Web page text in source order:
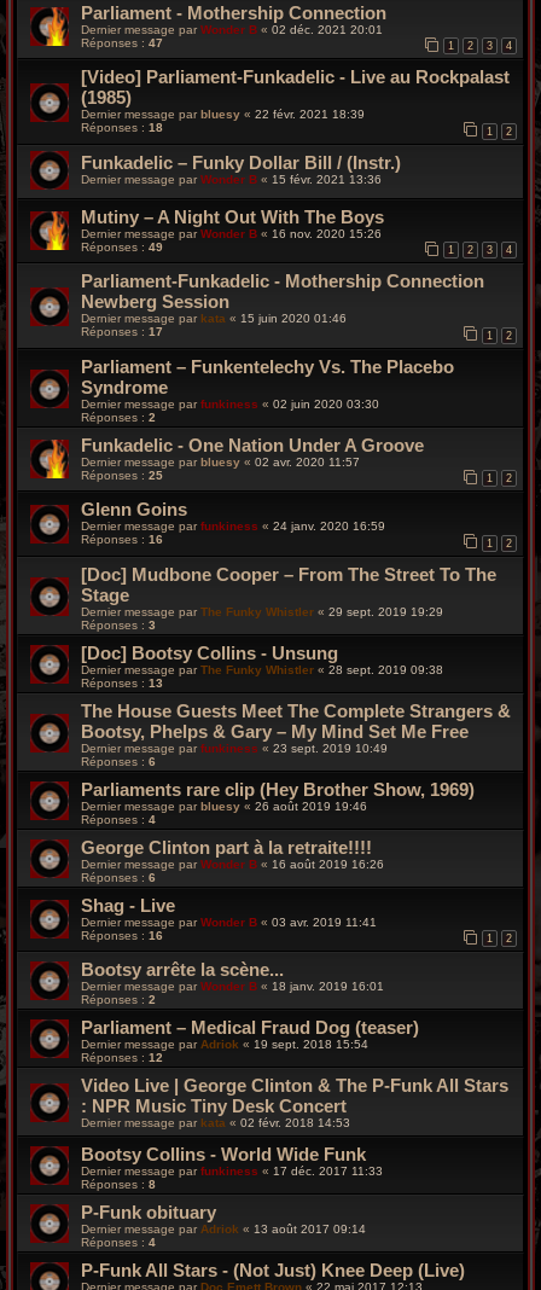
Parliament - Mothership Connection
Dernier message par Wonder B « 02 déc. 2021 20:01
Réponses : 47 1 2 3 4
[Video] Parliament-Funkadelic - Live au Rockpalast
(1985)
Dernier message par bluesy « 22 févr. 2021 18:39
Réponses : 18 1 2
Funkadelic – Funky Dollar Bill / (Instr.)
Dernier message par Wonder B « 15 févr. 2021 13:36
Mutiny – A Night Out With The Boys
Dernier message parWonder B « 16 nov. 2020 15:26
Réponses : 49 1 2 3 4
Parliament-Funkadelic - Mothership Connection
Newberg Session
Dernier message par kata « 15 juin 2020 01:46
Réponses : 17 1 2
Parliament – Funkentelechy Vs. The Placebo
Syndrome
Dernier message par funkiness « 02 juin 2020 03:30
Réponses : 2
Funkadelic - One Nation Under A Groove
Dernier message par bluesy « 02 avr. 2020 11:57
Réponses : 25 1 2
Glenn Goins
Dernier message parfunkiness « 24 janv. 2020 16:59
Réponses : 16 1 2
[Doc] Mudbone Cooper – From The Street To The
Stage
Dernier message par The Funky Whistler « 29 sept. 2019 19:29
Réponses : 3
[Doc] Bootsy Collins - Unsung
Dernier message parThe Funky Whistler « 28 sept. 2019 09:38
Réponses : 13
The House Guests Meet The Complete Strangers &
Bootsy, Phelps & Gary ‎– My Mind Set Me Free
Dernier message par funkiness « 23 sept. 2019 10:49
Réponses : 6
Parliaments rare clip (Hey Brother Show, 1969)
Dernier message parbluesy « 26 août 2019 19:46
Réponses : 4
George Clinton part à la retraite!!!!
Dernier message par Wonder B « 16 août 2019 16:26
Réponses : 6
Shag - Live
Dernier message parWonder B « 03 avr. 2019 11:41
Réponses : 16 1 2
Bootsy arrête la scène...
Dernier message par Wonder B « 18 janv. 2019 16:01
Réponses : 2
Parliament – Medical Fraud Dog (teaser)
Dernier message parAdriok « 19 sept. 2018 15:54
Réponses : 12
Video Live | George Clinton & The P-Funk All Stars
: NPR Music Tiny Desk Concert
Dernier message par kata « 02 févr. 2018 14:53
Bootsy Collins - World Wide Funk
Dernier message parfunkiness « 17 déc. 2017 11:33
Réponses : 8
P-Funk obituary
Dernier message par Adriok « 13 août 2017 09:14
Réponses : 4
P-Funk All Stars - (Not Just) Knee Deep (Live)
Dernier message parDoc Emett Brown « 22 mai 2017 12:13